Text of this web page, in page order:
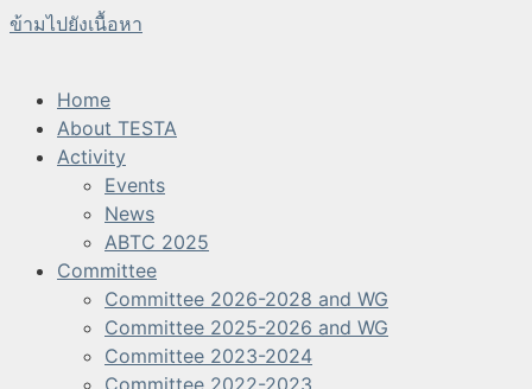
ข้ามไปยังเนื้อหา
Home
About TESTA
Activity
Events
News
ABTC 2025
Committee
Committee 2026-2028 and WG
Committee 2025-2026 and WG
Committee 2023-2024
Committee 2022-2023